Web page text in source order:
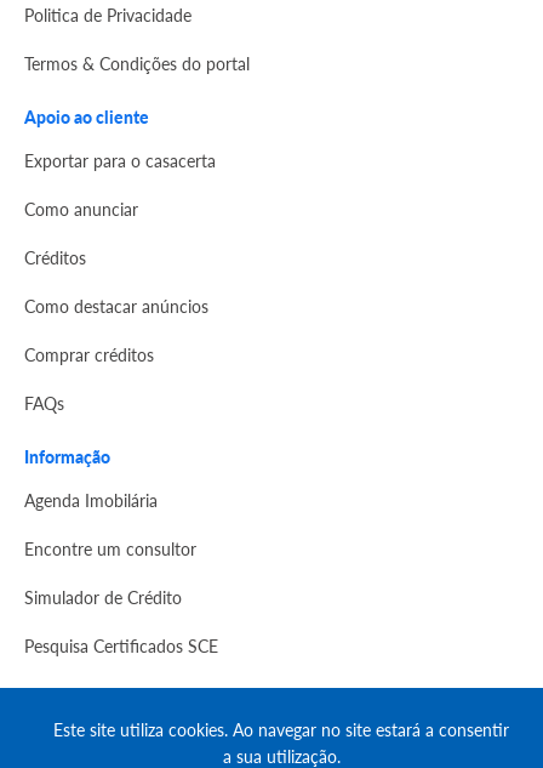
Politica de Privacidade
Termos & Condições do portal
Apoio ao cliente
Exportar para o casacerta
Como anunciar
Créditos
Como destacar anúncios
Comprar créditos
FAQs
Informação
Agenda Imobilária
Encontre um consultor
Simulador de Crédito
Pesquisa Certificados SCE
Este site utiliza cookies. Ao navegar no site estará a consentir
a sua utilização.